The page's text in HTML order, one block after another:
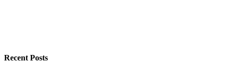
Recent Posts